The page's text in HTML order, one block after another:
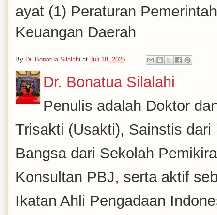
ayat (1) Peraturan
Keuangan Daerah
By Dr. Bonatua Silalahi at Juli 18, 2025
Dr. Bonatua Silalahi
Penulis adalah Doktor
Trisakti (Usakti), Sainstis
Bangsa dari Sekolah
Konsultan PBJ, serta aktif
Ikatan Ahli Pengadaan